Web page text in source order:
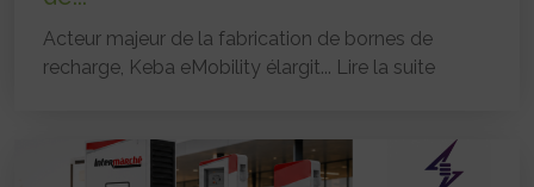
Acteur majeur de la fabrication de bornes de
recharge, Keba eMobility élargit... Lire la suite